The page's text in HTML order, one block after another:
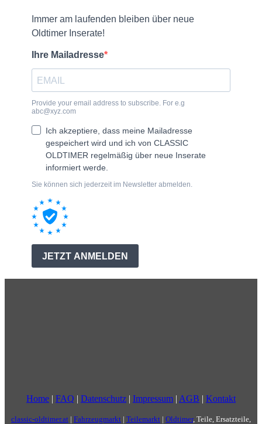
Home | FAQ | Datenschutz | Impressum | AGB | Kontakt
classic-oldtimer.at | Fahrzeugmarkt | Teilemarkt | Oldtimer, Teile, Ersatzteile,